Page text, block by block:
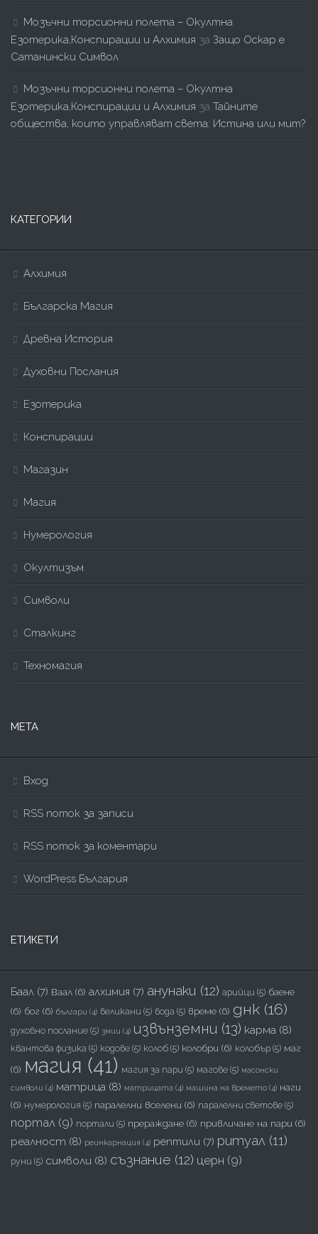
Мозъчни торсионни полета – Окултна
Езотерика,Конспирации и Алхимия за Защо Оскар е
Сатанински Символ
Мозъчни торсионни полета – Окултна
Езотерика,Конспирации и Алхимия за Тайните
общества, които управляват света: Истина или мит?
КАТЕГОРИИ
Алхимия
Българска Магия
Древна История
Духовни Послания
Езотерика
Конспирации
Магазин
Магия
Нумерология
Окултизъм
Символи
Сталкинг
Техномагия
МЕТА
Вход
RSS поток за записи
RSS поток за коментари
WordPress България
ЕТИКЕТИ
Баал (7) Ваал (6) алхимия (7) анунаки (12) арийци (5) баене
(6) бог (6) българи (4) великани (5) вода (5) време (6) днк (16)
духовно послание (5) змии (4) извънземни (13) карма (8)
квантова физика (5) кодове (5) колоб (5) колобри (6) колобър (5) маг
(6) магия (41) магия за пари (5) магове (5) масонски
символи (4) матрица (8) матрицата (4) машина на времето (4) наги
(6) нумерология (5) паралелни вселени (6) паралелни светове (5)
портал (9) портали (5) прераждане (6) привличане на пари (6)
реалност (8) реинкарнация (4) рептили (7) ритуал (11)
руни (5) символи (8) съзнание (12) церн (9)